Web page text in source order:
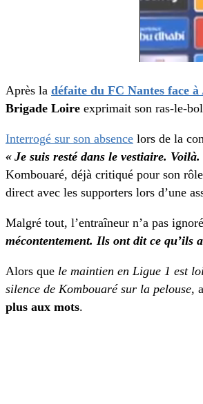
Après la défaite du FC Nantes face à
Brigade Loire exprimait son ras-le-
Interrogé sur son absence lors de la
« Je suis resté dans le vestiaire.
Kombouaré, déjà critiqué pour son
direct avec les supporters lors d’une
Malgré tout, l’entraîneur n’a pas
mécontentement. Ils ont dit ce qu’ils
Alors que le maintien en Ligue 1 est
silence de Kombouaré sur la pelouse,
plus aux mots.